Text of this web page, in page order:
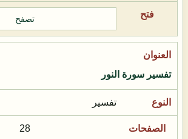
تصفح
تفسير سورة النور
تفسير
28